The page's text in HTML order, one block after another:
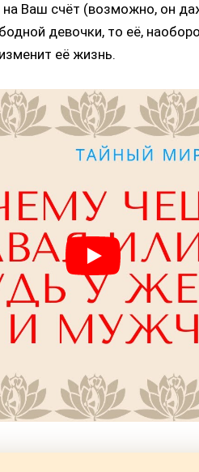
на Ваш счёт (возможно, он
девочки, то её,
её жизнь.